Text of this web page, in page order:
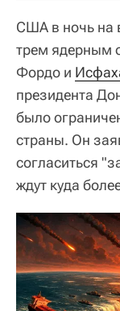
США в ночь на
трем ядерным
Фордо и
президента
было
страны. Он
согласиться
ждут куда